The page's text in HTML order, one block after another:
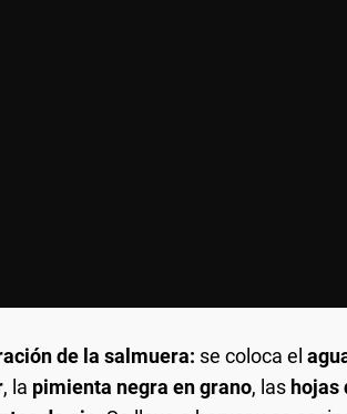
de la salmuera: se coloca el
, la pimienta negra en grano, las hojas